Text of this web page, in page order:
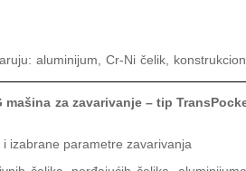
aluminijum, Cr-Ni čelik,
mašina za zavarivanje – tip
izabrane parametre zavarivanja